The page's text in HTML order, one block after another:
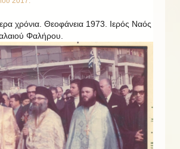
χρόνια. Θεοφάνεια 1973. Ιερός Ναός
Φαλήρου.